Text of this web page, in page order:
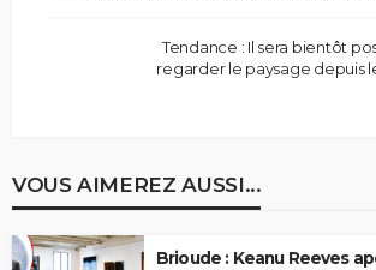
Tendance : Il sera bientôt
regarder le paysage depuis
VOUS AIMEREZ AUSSI...
Brioude : Keanu Reeves